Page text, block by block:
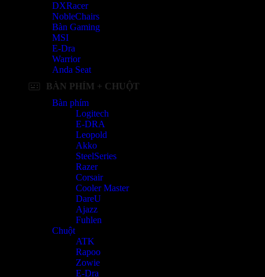
DXRacer
NobleChairs
Bàn Gaming
MSI
E-Dra
Warrior
Anda Seat
BÀN PHÍM + CHUỘT
Bàn phím
Logitech
E-DRA
Leopold
Akko
SteelSeries
Razer
Corsair
Cooler Master
DareU
Ajazz
Fuhlen
Chuột
ATK
Rapoo
Zowie
E-Dra